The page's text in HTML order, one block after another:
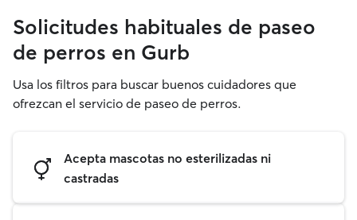
Solicitudes habituales de paseo
de perros en Gurb
Usa los filtros para buscar buenos cuidadores que
ofrezcan el servicio de paseo de perros.
Acepta mascotas no esterilizadas ni
castradas